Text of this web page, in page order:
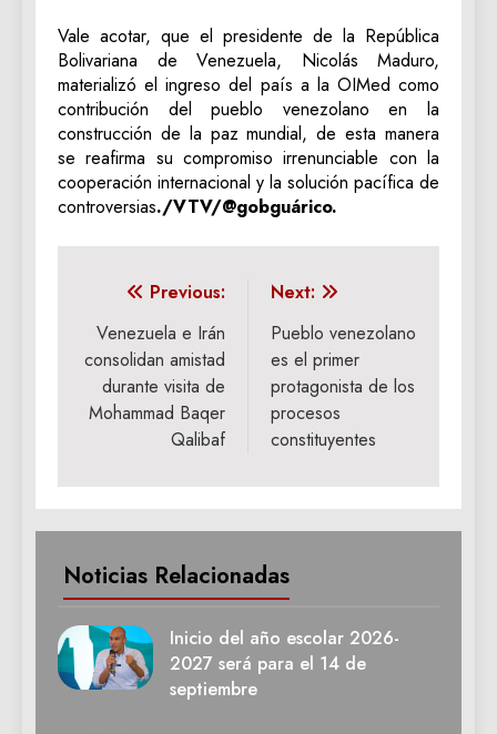
Vale acotar, que el presidente de la República
Bolivariana de Venezuela, Nicolás Maduro,
materializó el ingreso del país a la OIMed como
contribución del pueblo venezolano en la
construcción de la paz mundial, de esta manera
se reafirma su compromiso irrenunciable con la
cooperación internacional y la solución pacífica de
controversias./VTV/@gobguárico.
Navegación
de
entradas
Previous:
Venezuela e Irán
consolidan amistad
durante visita de
Mohammad Baqer
Qalibaf
Next:
Pueblo venezolano
es el primer
protagonista de los
procesos
constituyentes
Noticias Relacionadas
Inicio del año escolar 2026-
2027 será para el 14 de
septiembre